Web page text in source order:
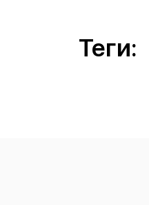
Теги: